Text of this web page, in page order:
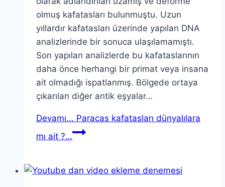
olmuş kafatasları bulunmuştu. Uzun
yıllardır kafatasları üzerinde yapılan DNA
analizlerinde bir sonuca ulaşılamamıştı.
Son yapılan analizlerde bu kafataslarının
daha önce herhangi bir primat veya insana
ait olmadığı ispatlanmış. Bölgede ortaya
çıkarılan diğer antik eşyalar…
Devamı... Paracas kafatasları dünyalılara
mı ait ?…